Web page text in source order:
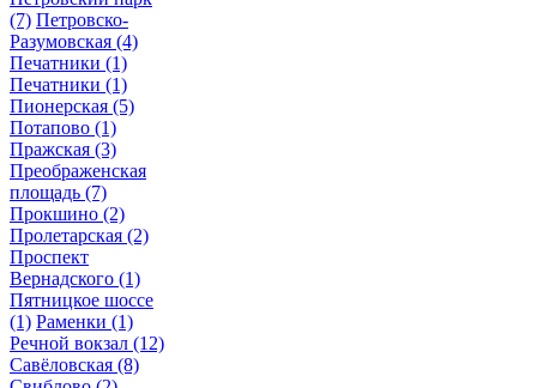
(7) Петровско-
Разумовская (4)
Печатники (1)
Печатники (1)
Пионерская (5)
Потапово (1)
Пражская (3)
Преображенская
площадь (7)
Прокшино (2)
Пролетарская (2)
Проспект
Вернадского (1)
Пятницкое шоссе
(1) Раменки (1)
Речной вокзал (12)
Савёловская (8)